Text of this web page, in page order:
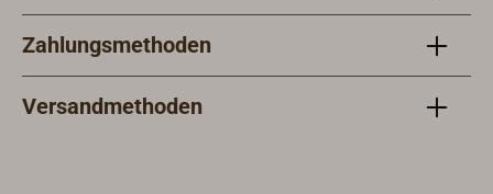
Zahlungsmethoden
Versandmethoden